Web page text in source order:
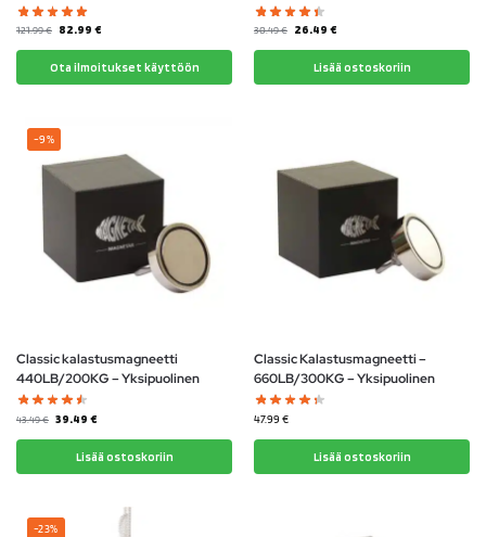
121.99€ 82.99 €
Ota ilmoitukset käyttöön
30.49€ 26.49 €
Lisää ostoskoriin
-9%
Classic kalastusmagneetti
440LB/200KG – Yksipuolinen
43.49€ 39.49 €
Lisää ostoskoriin
Classic Kalastusmagneetti –
660LB/300KG – Yksipuolinen
47.99 €
Lisää ostoskoriin
-23%